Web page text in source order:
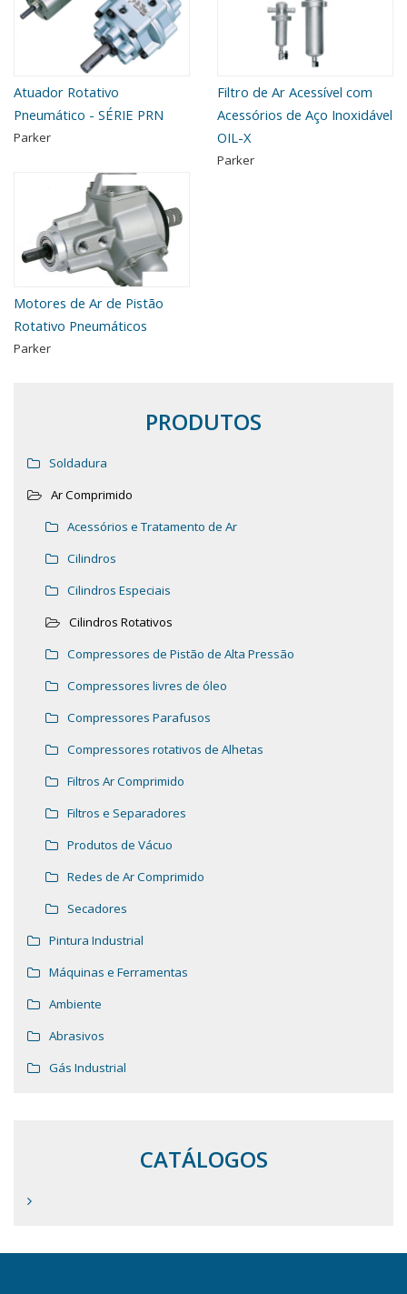
Atuador Rotativo
Pneumático - SÉRIE PRN
Parker
Filtro de Ar Acessível com
Acessórios de Aço Inoxidável
OIL-X
Parker
Motores de Ar de Pistão
Rotativo Pneumáticos
Parker
PRODUTOS
Soldadura
Ar Comprimido
Acessórios e Tratamento de Ar
Cilindros
Cilindros Especiais
Cilindros Rotativos
Compressores de Pistão de Alta Pressão
Compressores livres de óleo
Compressores Parafusos
Compressores rotativos de Alhetas
Filtros Ar Comprimido
Filtros e Separadores
Produtos de Vácuo
Redes de Ar Comprimido
Secadores
Pintura Industrial
Máquinas e Ferramentas
Ambiente
Abrasivos
Gás Industrial
CATÁLOGOS